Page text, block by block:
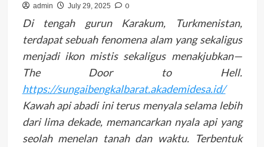
admin July 29, 2025 0
Di tengah gurun Karakum, Turkmenistan,
terdapat sebuah fenomena alam yang sekaligus
menjadi ikon mistis sekaligus menakjubkan—
The Door to Hell.
https://sungaibengkalbarat.akademidesa.id/
Kawah api abadi ini terus menyala selama lebih
dari lima dekade, memancarkan nyala api yang
seolah menelan tanah dan waktu. Terbentuk